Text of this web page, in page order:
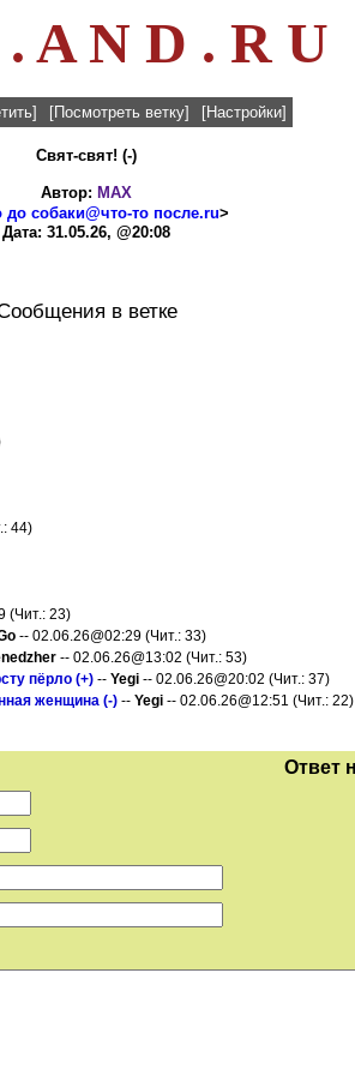
A N D . R U
[Посмотреть ветку] [Настройки]
Свят-свят! (-)
Автор: MAX
до собаки@что-то после.ru>
Дата: 31.05.26, @20:08
в ветке
44)
(Чит.: 23)
-- 02.06.26@02:29 (Чит.: 33)
-- 02.06.26@13:02 (Чит.: 53)
пёрло (+) -- Yegi -- 02.06.26@20:02 (Чит.: 37)
женщина (-) -- Yegi -- 02.06.26@12:51 (Чит.: 22)
Ответ